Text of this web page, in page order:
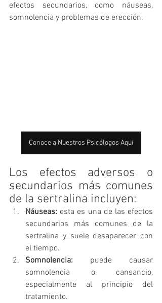
efectos secundarios, como náuseas,
somnolencia y problemas de erección.
Conoce a Nuestros Psicólogos Aquí
Los efectos adversos o
secundarios más comunes
de la sertralina incluyen:
Náuseas: esta es una de las efectos
secundarios más comunes de la
sertralina y suele desaparecer con
el tiempo.
Somnolencia: puede causar
somnolencia o cansancio,
especialmente al principio del
tratamiento.